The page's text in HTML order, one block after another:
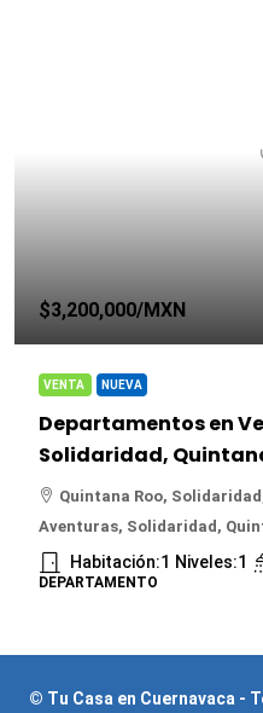
$3,200,000/MXN
VENTA NUEVA
Departamentos en
Solidaridad,
Quintana Roo,
Aventuras, Solidaridad,
Habitación:1 Niveles:1
DEPARTAMENTO
© Tu Casa en Cuernavaca -